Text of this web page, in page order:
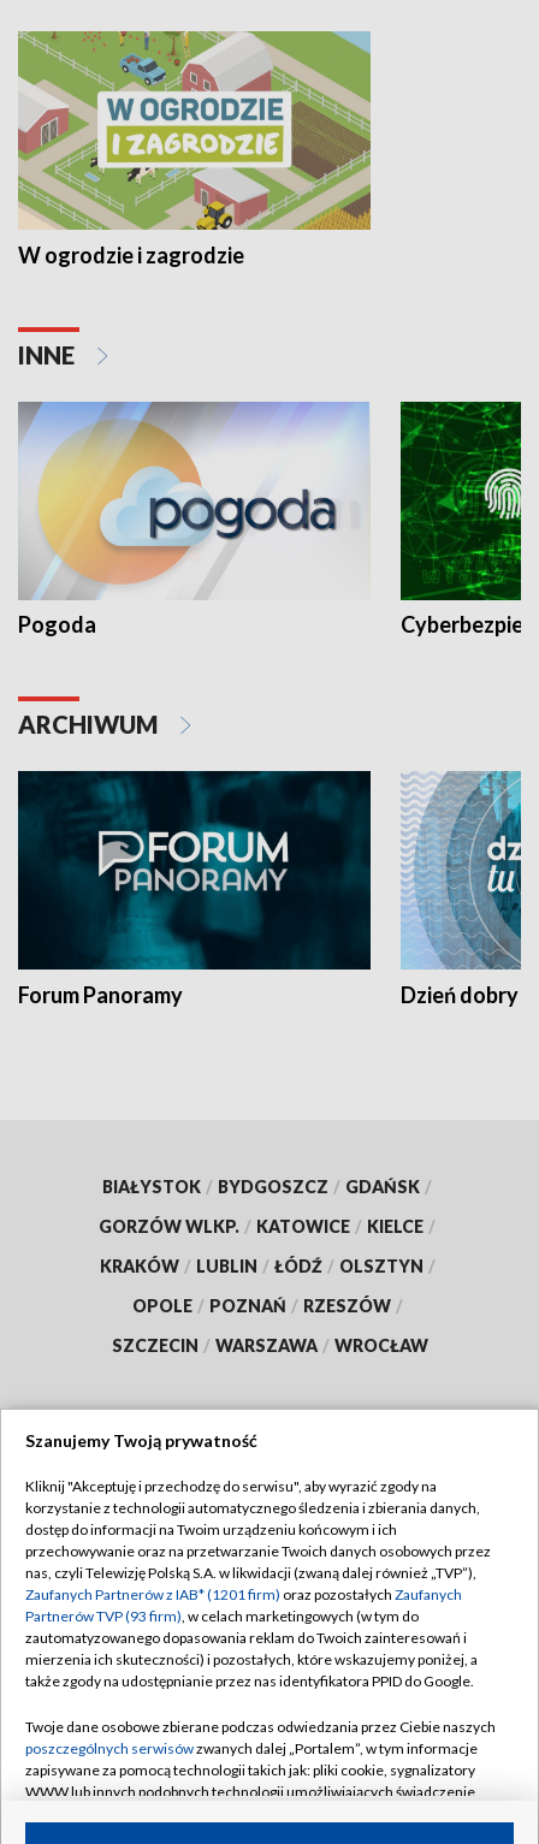
W ogrodzie i zagrodzie
INNE
Pogoda
ARCHIWUM
Forum Panoramy Dzień dobry
BIAŁYSTOK / BYDGOSZCZ / GDAŃSK /
GORZÓW WLKP. / KATOWICE / KIELCE /
KRAKÓW / LUBLIN / ŁÓDŹ / OLSZTYN /
OPOLE / POZNAŃ / RZESZÓW /
SZCZECIN / WARSZAWA / WROCŁAW
TVP
Abonament TVP
Emisja w TVP
Centrum informacji TVP
Naziemna Telewizja Cyfrowa
Rada Programowa
System NOS
Informacje o nadawcy
Regulamin TVP
Polityka prywatności
Moje zgody
Pomoc
Kontakt
Kanały
Szanujemy Twoją prywatność
Kliknij "Akceptuję i przechodzę do serwisu", aby wyrazić zgody na
korzystanie z technologii automatycznego śledzenia i zbierania danych,
dostęp do informacji na Twoim urządzeniu końcowym i ich
przechowywanie oraz na przetwarzanie Twoich danych osobowych przez
nas, czyli Telewizję Polską S.A. w likwidacji (zwaną dalej również „TVP”),
Zaufanych Partnerów z IAB* (1201 firm) oraz pozostałych Zaufanych
Partnerów TVP (93 firm), w celach marketingowych (w tym do
zautomatyzowanego dopasowania reklam do Twoich zainteresowań i
mierzenia ich skuteczności) i pozostałych, które wskazujemy poniżej, a
także zgody na udostępnianie przez nas identyfikatora PPID do Google.
Twoje dane osobowe zbierane podczas odwiedzania przez Ciebie naszych
poszczególnych serwisówzwanych dalej „Portalem”, w tym informacje
zapisywane za pomocą technologii takich jak: pliki cookie, sygnalizatory
WWW lub innych podobnych technologii umożliwiających świadczenie